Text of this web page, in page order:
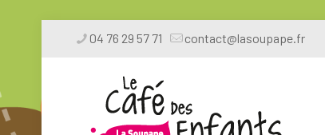
04 76 29 57 71 contact@lasoupape.fr